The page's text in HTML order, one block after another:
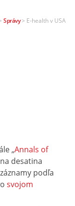
Správy> E-health v USA
„Annals of
desatina
podľa
svojom